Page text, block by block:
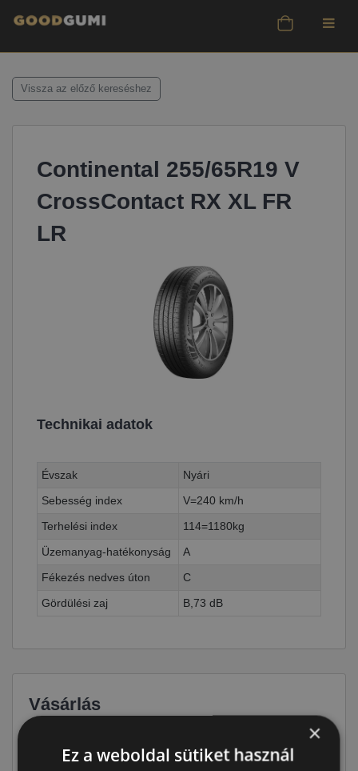
Vissza az előző kereséshez
Continental 255/65R19 V
CrossContact RX XL FR
LR
Technikai adatok
Évszak
Nyári
Sebesség index
V=240 km/h
Terhelési index
114=1180kg
Üzemanyag-hatékonyság
A
Fékezés nedves úton
C
Gördülési zaj
B,73 dB
Vásárlás
×
Ez a weboldal sütiket használ